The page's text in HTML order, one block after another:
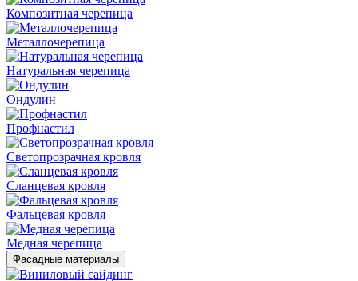
Композитная черепица
Металлочерепица
Натуральная черепица
Ондулин
Профнастил
Светопрозрачная кровля
Сланцевая кровля
Фальцевая кровля
Медная черепица
Фасадные материалы